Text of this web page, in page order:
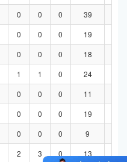
0 0 0 39
0 0 0 19
0 0 0 18
1 1 0 24
0 0 0 11
0 0 0 19
0 0 0 9
2 3 0 13